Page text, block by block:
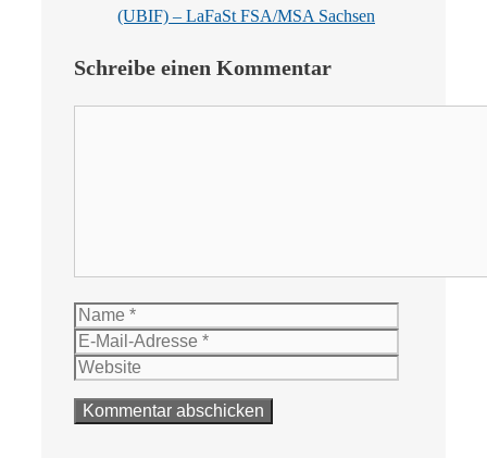
(UBIF) – LaFaSt FSA/MSA Sachsen
Schreibe einen Kommentar
Name